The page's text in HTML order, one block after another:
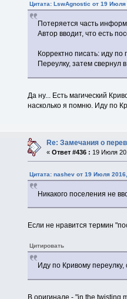
Цитата: LswAgnostic от 19 Июля
Потеряется часть
Автор вводит, что есть
Корректно писать: иду
Переулку, затем свернул
Да ну... Есть магический
насколько я помню. Иду по
Re: Замечания о
«Ответ #436 : 19 Июля
Цитата: nashev от 19 Июля
Никакого поселения не
Если не нравится термин
Цитировать
Иду по Кривому переулку,
В оригинале - "in the twisting